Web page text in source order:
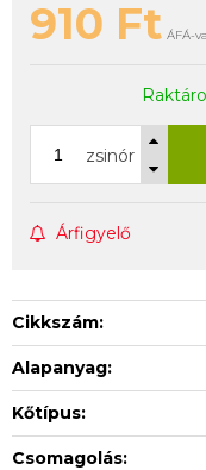
910 Ft ÁFÁ-
zsinór
Árfigyelő
Cikkszám:
Alapanyag:
Kőtípus:
Csomagolás: